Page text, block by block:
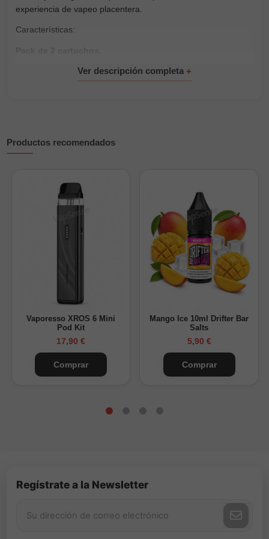
experiencia de vapeo placentera.
Características:
2ml de capacidad
Productos recomendados
Vaporesso XROS 6 Mini
Pod Kit
17,90 €
Comprar
Mango Ice 10ml Drifter Bar
Salts
5,90 €
Comprar
Regístrate a la Newsletter